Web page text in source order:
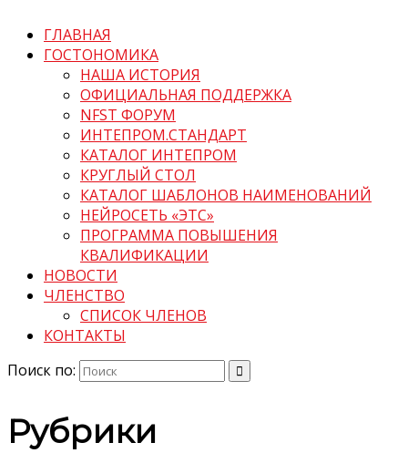
ГЛАВНАЯ
ГОСТОНОМИКА
НАША ИСТОРИЯ
ОФИЦИАЛЬНАЯ ПОДДЕРЖКА
NFST ФОРУМ
ИНТЕПРОМ.СТАНДАРТ
КАТАЛОГ ИНТЕПРОМ
КРУГЛЫЙ СТОЛ
КАТАЛОГ ШАБЛОНОВ НАИМЕНОВАНИЙ
НЕЙРОСЕТЬ «ЭТС»
ПРОГРАММА ПОВЫШЕНИЯ
КВАЛИФИКАЦИИ
НОВОСТИ
ЧЛЕНСТВО
СПИСОК ЧЛЕНОВ
КОНТАКТЫ
Поиск по:
Рубрики